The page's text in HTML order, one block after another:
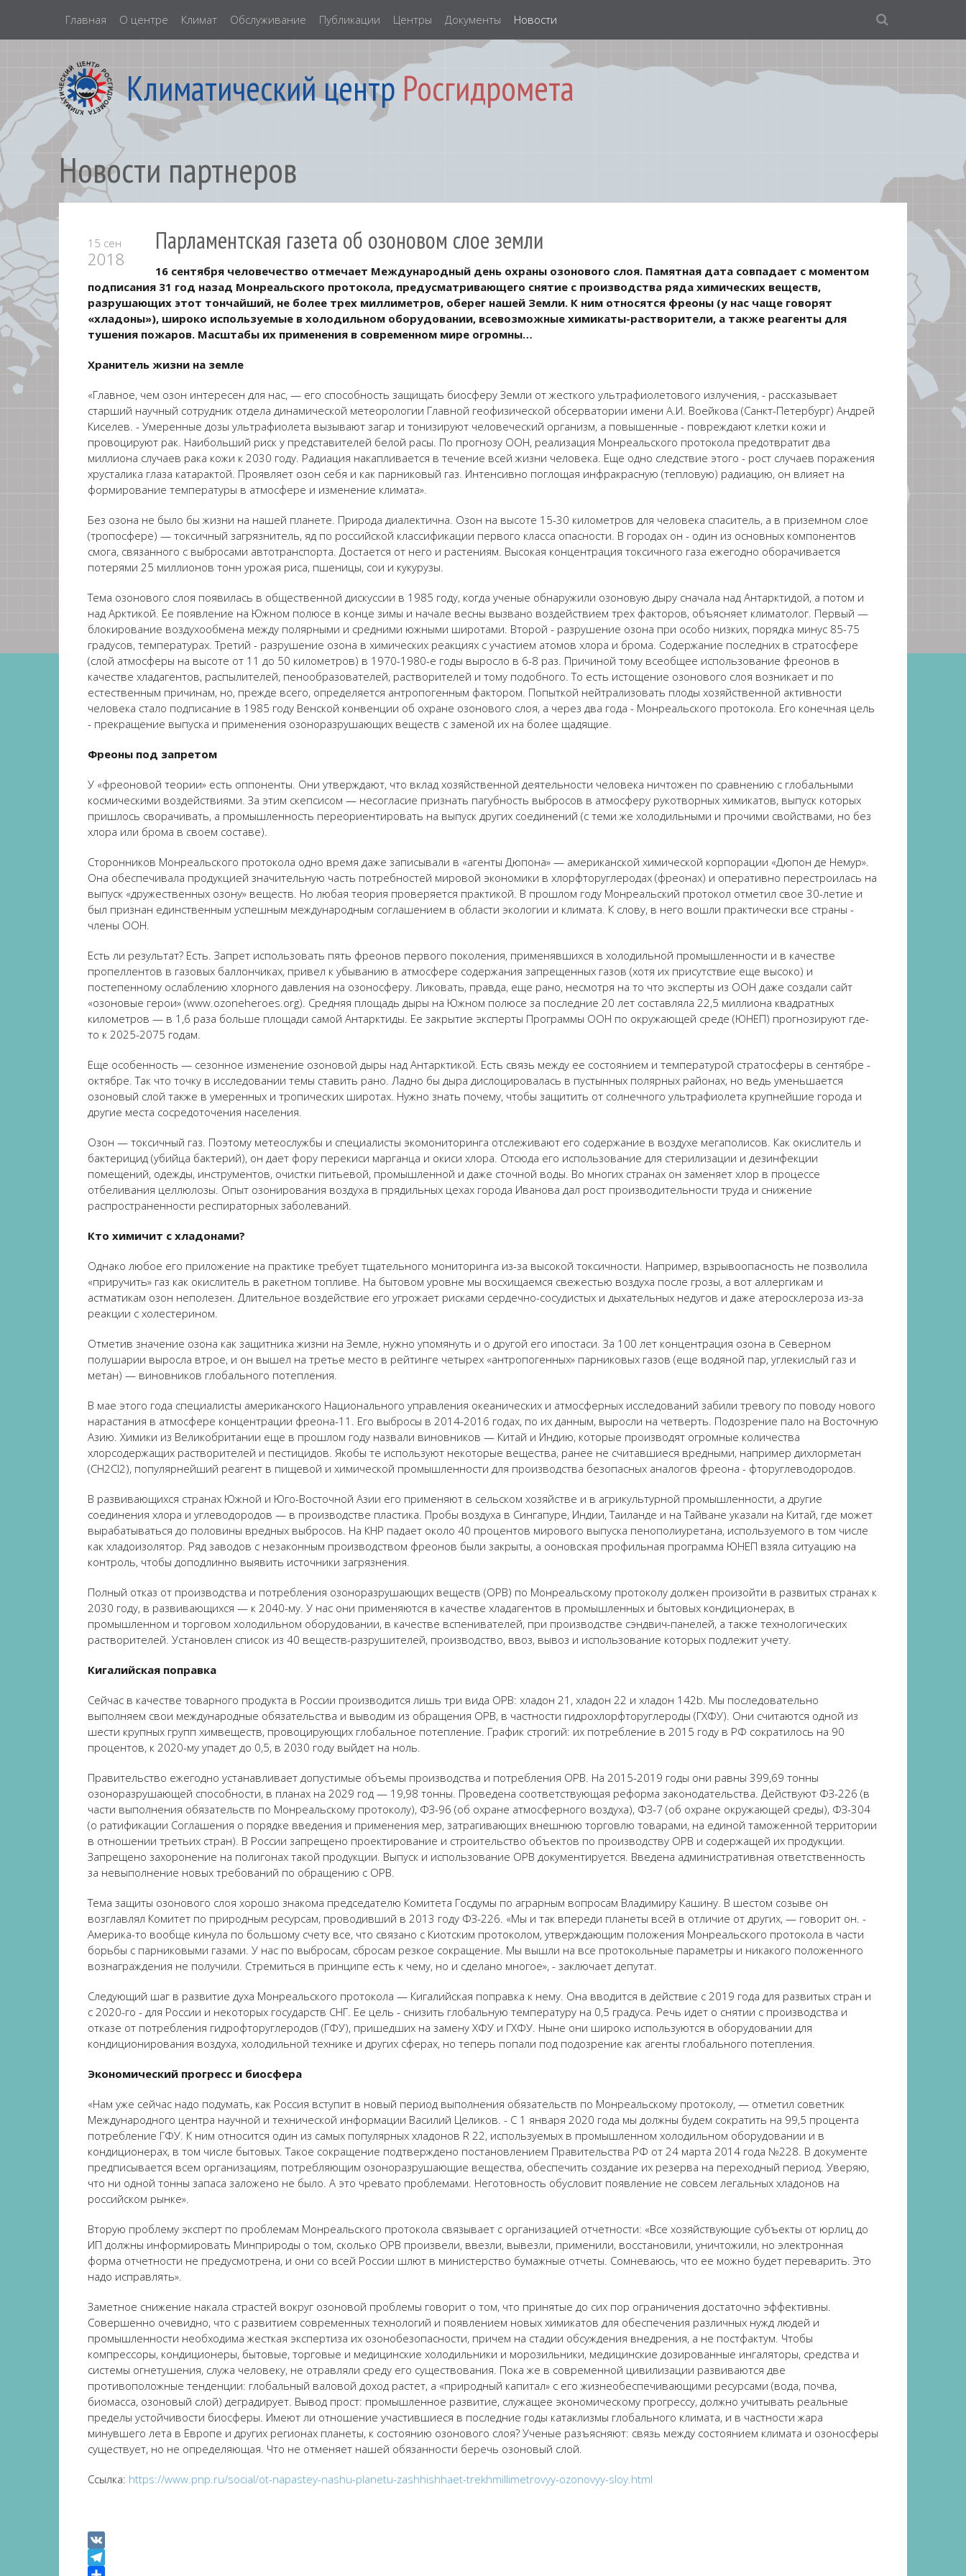
Главная О центре Климат Обслуживание Публикации Центры Документы Новости
Климатический центр Росгидромета
Новости партнеров
15 сен
2018
Парламентская газета об озоновом слое земли
16 сентября человечество отмечает Международный день охраны озонового слоя. Памятная дата совпадает с моментом
подписания 31 год назад Монреальского протокола, предусматривающего снятие с производства ряда химических веществ,
разрушающих этот тончайший, не более трех миллиметров, оберег нашей Земли. К ним относятся фреоны (у нас чаще говорят
«хладоны»), широко используемые в холодильном оборудовании, всевозможные химикаты-растворители, а также реагенты для
тушения пожаров. Масштабы их применения в современном мире огромны…
Хранитель жизни на земле
«Главное, чем озон интересен для нас, — его способность защищать биосферу Земли от жесткого ультрафиолетового излучения, - рассказывает
старший научный сотрудник отдела динамической метеорологии Главной геофизической обсерватории имени А.И. Воейкова (Санкт-Петербург) Андрей
Киселев. - Умеренные дозы ультрафиолета вызывают загар и тонизируют человеческий организм, а повышенные - повреждают клетки кожи и
провоцируют рак. Наибольший риск у представителей белой расы. По прогнозу ООН, реализация Монреальского протокола предотвратит два
миллиона случаев рака кожи к 2030 году. Радиация накапливается в течение всей жизни человека. Еще одно следствие этого - рост случаев поражения
хрусталика глаза катарактой. Проявляет озон себя и как парниковый газ. Интенсивно поглощая инфракрасную (тепловую) радиацию, он влияет на
формирование температуры в атмосфере и изменение климата».
Без озона не было бы жизни на нашей планете. Природа диалектична. Озон на высоте 15-30 километров для человека спаситель, а в приземном слое
(тропосфере) — токсичный загрязнитель, яд по российской классификации первого класса опасности. В городах он - один из основных компонентов
смога, связанного с выбросами автотранспорта. Достается от него и растениям. Высокая концентрация токсичного газа ежегодно оборачивается
потерями 25 миллионов тонн урожая риса, пшеницы, сои и кукурузы.
Тема озонового слоя появилась в общественной дискуссии в 1985 году, когда ученые обнаружили озоновую дыру сначала над Антарктидой, а потом и
над Арктикой. Ее появление на Южном полюсе в конце зимы и начале весны вызвано воздействием трех факторов, объясняет климатолог. Первый —
блокирование воздухообмена между полярными и средними южными широтами. Второй - разрушение озона при особо низких, порядка минус 85-75
градусов, температурах. Третий - разрушение озона в химических реакциях с участием атомов хлора и брома. Содержание последних в стратосфере
(слой атмосферы на высоте от 11 до 50 километров) в 1970-1980-е годы выросло в 6-8 раз. Причиной тому всеобщее использование фреонов в
качестве хладагентов, распылителей, пенообразователей, растворителей и тому подобного. То есть истощение озонового слоя возникает и по
естественным причинам, но, прежде всего, определяется антропогенным фактором. Попыткой нейтрализовать плоды хозяйственной активности
человека стало подписание в 1985 году Венской конвенции об охране озонового слоя, а через два года - Монреальского протокола. Его конечная цель
- прекращение выпуска и применения озоноразрушающих веществ с заменой их на более щадящие.
Фреоны под запретом
У «фреоновой теории» есть оппоненты. Они утверждают, что вклад хозяйственной деятельности человека ничтожен по сравнению с глобальными
космическими воздействиями. За этим скепсисом — несогласие признать пагубность выбросов в атмосферу рукотворных химикатов, выпуск которых
пришлось сворачивать, а промышленность переориентировать на выпуск других соединений (с теми же холодильными и прочими свойствами, но без
хлора или брома в своем составе).
Сторонников Монреальского протокола одно время даже записывали в «агенты Дюпона» — американской химической корпорации «Дюпон де Немур».
Она обеспечивала продукцией значительную часть потребностей мировой экономики в хлорфторуглеродах (фреонах) и оперативно перестроилась на
выпуск «дружественных озону» веществ. Но любая теория проверяется практикой. В прошлом году Монреальский протокол отметил свое 30-летие и
был признан единственным успешным международным соглашением в области экологии и климата. К слову, в него вошли практически все страны -
члены ООН.
Есть ли результат? Есть. Запрет использовать пять фреонов первого поколения, применявшихся в холодильной промышленности и в качестве
пропеллентов в газовых баллончиках, привел к убыванию в атмосфере содержания запрещенных газов (хотя их присутствие еще высоко) и
постепенному ослаблению хлорного давления на озоносферу. Ликовать, правда, еще рано, несмотря на то что эксперты из ООН даже создали сайт
«озоновые герои» (www.ozoneheroes.org). Средняя площадь дыры на Южном полюсе за последние 20 лет составляла 22,5 миллиона квадратных
километров — в 1,6 раза больше площади самой Антарктиды. Ее закрытие эксперты Программы ООН по окружающей среде (ЮНЕП) прогнозируют где-
то к 2025-2075 годам.
Еще особенность — сезонное изменение озоновой дыры над Антарктикой. Есть связь между ее состоянием и температурой стратосферы в сентябре -
октябре. Так что точку в исследовании темы ставить рано. Ладно бы дыра дислоцировалась в пустынных полярных районах, но ведь уменьшается
озоновый слой также в умеренных и тропических широтах. Нужно знать почему, чтобы защитить от солнечного ультрафиолета крупнейшие города и
другие места сосредоточения населения.
Озон — токсичный газ. Поэтому метеослужбы и специалисты экомониторинга отслеживают его содержание в воздухе мегаполисов. Как окислитель и
бактерицид (убийца бактерий), он дает фору перекиси марганца и окиси хлора. Отсюда его использование для стерилизации и дезинфекции
помещений, одежды, инструментов, очистки питьевой, промышленной и даже сточной воды. Во многих странах он заменяет хлор в процессе
отбеливания целлюлозы. Опыт озонирования воздуха в прядильных цехах города Иванова дал рост производительности труда и снижение
распространенности респираторных заболеваний.
Кто химичит с хладонами?
Однако любое его приложение на практике требует тщательного мониторинга из-за высокой токсичности. Например, взрывоопасность не позволила
«приручить» газ как окислитель в ракетном топливе. На бытовом уровне мы восхищаемся свежестью воздуха после грозы, а вот аллергикам и
астматикам озон неполезен. Длительное воздействие его угрожает рисками сердечно-сосудистых и дыхательных недугов и даже атеросклероза из-за
реакции с холестерином.
Отметив значение озона как защитника жизни на Земле, нужно упомянуть и о другой его ипостаси. За 100 лет концентрация озона в Северном
полушарии выросла втрое, и он вышел на третье место в рейтинге четырех «антропогенных» парниковых газов (еще водяной пар, углекислый газ и
метан) — виновников глобального потепления.
В мае этого года специалисты американского Национального управления океанических и атмосферных исследований забили тревогу по поводу нового
нарастания в атмосфере концентрации фреона-11. Его выбросы в 2014-2016 годах, по их данным, выросли на четверть. Подозрение пало на Восточную
Азию. Химики из Великобритании еще в прошлом году назвали виновников — Китай и Индию, которые производят огромные количества
хлорсодержащих растворителей и пестицидов. Якобы те используют некоторые вещества, ранее не считавшиеся вредными, например дихлорметан
(CH2Cl2), популярнейший реагент в пищевой и химической промышленности для производства безопасных аналогов фреона - фторуглеводородов.
В развивающихся странах Южной и Юго-Восточной Азии его применяют в сельском хозяйстве и в агрикультурной промышленности, а другие
соединения хлора и углеводородов — в производстве пластика. Пробы воздуха в Сингапуре, Индии, Таиланде и на Тайване указали на Китай, где может
вырабатываться до половины вредных выбросов. На КНР падает около 40 процентов мирового выпуска пенополиуретана, используемого в том числе
как хладоизолятор. Ряд заводов с незаконным производством фреонов были закрыты, а ооновская профильная программа ЮНЕП взяла ситуацию на
контроль, чтобы доподлинно выявить источники загрязнения.
Полный отказ от производства и потребления озоноразрушающих веществ (ОРВ) по Монреальскому протоколу должен произойти в развитых странах к
2030 году, в развивающихся — к 2040-му. У нас они применяются в качестве хладагентов в промышленных и бытовых кондиционерах, в
промышленном и торговом холодильном оборудовании, в качестве вспенивателей, при производстве сэндвич-панелей, а также технологических
растворителей. Установлен список из 40 веществ-разрушителей, производство, ввоз, вывоз и использование которых подлежит учету.
Кигалийская поправка
Сейчас в качестве товарного продукта в России производится лишь три вида ОРВ: хладон 21, хладон 22 и хладон 142b. Мы последовательно
выполняем свои международные обязательства и выводим из обращения ОРВ, в частности гидрохлорфторуглероды (ГХФУ). Они считаются одной из
шести крупных групп химвеществ, провоцирующих глобальное потепление. График строгий: их потребление в 2015 году в РФ сократилось на 90
процентов, к 2020-му упадет до 0,5, в 2030 году выйдет на ноль.
Правительство ежегодно устанавливает допустимые объемы производства и потребления ОРВ. На 2015-2019 годы они равны 399,69 тонны
озоноразрушающей способности, в планах на 2029 год — 19,98 тонны. Проведена соответствующая реформа законодательства. Действуют ФЗ-226 (в
части выполнения обязательств по Монреальскому протоколу), ФЗ-96 (об охране атмосферного воздуха), ФЗ-7 (об охране окружающей среды), ФЗ-304
(о ратификации Соглашения о порядке введения и применения мер, затрагивающих внешнюю торговлю товарами, на единой таможенной территории
в отношении третьих стран). В России запрещено проектирование и строительство объектов по производству ОРВ и содержащей их продукции.
Запрещено захоронение на полигонах такой продукции. Выпуск и использование ОРВ документируется. Введена административная ответственность
за невыполнение новых требований по обращению с ОРВ.
Тема защиты озонового слоя хорошо знакома председателю Комитета Госдумы по аграрным вопросам Владимиру Кашину. В шестом созыве он
возглавлял Комитет по природным ресурсам, проводивший в 2013 году ФЗ-226. «Мы и так впереди планеты всей в отличие от других, — говорит он. -
Америка-то вообще кинула по большому счету все, что связано с Киотским протоколом, утверждающим положения Монреальского протокола в части
борьбы с парниковыми газами. У нас по выбросам, сбросам резкое сокращение. Мы вышли на все протокольные параметры и никакого положенного
вознаграждения не получили. Стремиться в принципе есть к чему, но и сделано многое», - заключает депутат.
Следующий шаг в развитие духа Монреальского протокола — Кигалийская поправка к нему. Она вводится в действие с 2019 года для развитых стран и
с 2020-го - для России и некоторых государств СНГ. Ее цель - снизить глобальную температуру на 0,5 градуса. Речь идет о снятии с производства и
отказе от потребления гидрофторуглеродов (ГФУ), пришедших на замену ХФУ и ГХФУ. Ныне они широко используются в оборудовании для
кондиционирования воздуха, холодильной технике и других сферах, но теперь попали под подозрение как агенты глобального потепления.
Экономический прогресс и биосфера
«Нам уже сейчас надо подумать, как Россия вступит в новый период выполнения обязательств по Монреальскому протоколу, — отметил советник
Международного центра научной и технической информации Василий Целиков. - С 1 января 2020 года мы должны будем сократить на 99,5 процента
потребление ГФУ. К ним относится один из самых популярных хладонов R 22, используемых в промышленном холодильном оборудовании и в
кондиционерах, в том числе бытовых. Такое сокращение подтверждено постановлением Правительства РФ от 24 марта 2014 года №228. В документе
предписывается всем организациям, потребляющим озоноразрушающие вещества, обеспечить создание их резерва на переходный период. Уверяю,
что ни одной тонны запаса заложено не было. А это чревато проблемами. Неготовность обусловит появление не совсем легальных хладонов на
российском рынке».
Вторую проблему эксперт по проблемам Монреальского протокола связывает с организацией отчетности: «Все хозяйствующие субъекты от юрлиц до
ИП должны информировать Минприроды о том, сколько ОРВ произвели, ввезли, вывезли, применили, восстановили, уничтожили, но электронная
форма отчетности не предусмотрена, и они со всей России шлют в министерство бумажные отчеты. Сомневаюсь, что ее можно будет переварить. Это
надо исправлять».
Заметное снижение накала страстей вокруг озоновой проблемы говорит о том, что принятые до сих пор ограничения достаточно эффективны.
Совершенно очевидно, что с развитием современных технологий и появлением новых химикатов для обеспечения различных нужд людей и
промышленности необходима жесткая экспертиза их озонобезопасности, причем на стадии обсуждения внедрения, а не постфактум. Чтобы
компрессоры, кондиционеры, бытовые, торговые и медицинские холодильники и морозильники, медицинские дозированные ингаляторы, средства и
системы огнетушения, служа человеку, не отравляли среду его существования. Пока же в современной цивилизации развиваются две
противоположные тенденции: глобальный валовой доход растет, а «природный капитал» с его жизнеобеспечивающими ресурсами (вода, почва,
биомасса, озоновый слой) деградирует. Вывод прост: промышленное развитие, служащее экономическому прогрессу, должно учитывать реальные
пределы устойчивости биосферы. Имеют ли отношение участившиеся в последние годы катаклизмы глобального климата, и в частности жара
минувшего лета в Европе и других регионах планеты, к состоянию озонового слоя? Ученые разъясняют: связь между состоянием климата и озоносферы
существует, но не определяющая. Что не отменяет нашей обязанности беречь озоновый слой.
Ссылка: https://www.pnp.ru/social/ot-napastey-nashu-planetu-zashhishhaet-trekhmillimetrovyy-ozonovyy-sloy.html
VK